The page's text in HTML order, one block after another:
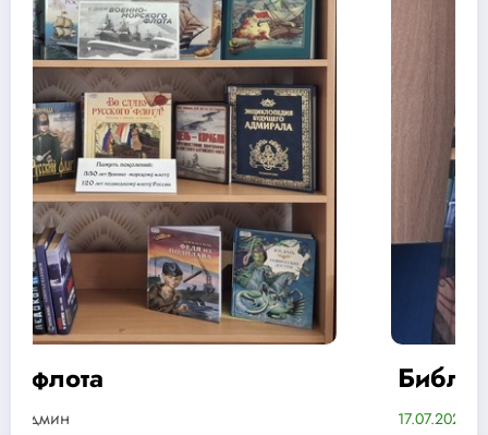
Библиотека тетушки Марты